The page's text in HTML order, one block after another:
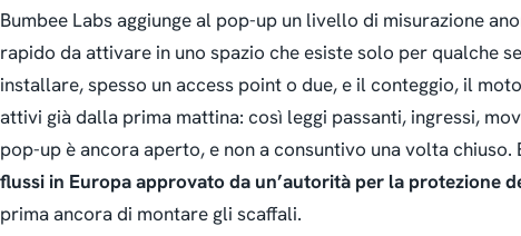
Bumbee Labs aggiunge al pop-up un livello di misurazione
rapido da attivare in uno spazio che esiste solo per qualche
installare, spesso un access point o due, e il conteggio, il
attivi già dalla prima mattina: così leggi passanti, ingressi,
pop-up è ancora aperto, e non a consuntivo una volta chiuso.
flussi in Europa approvato da un’autorità per la protezione
prima ancora di montare gli scaffali.